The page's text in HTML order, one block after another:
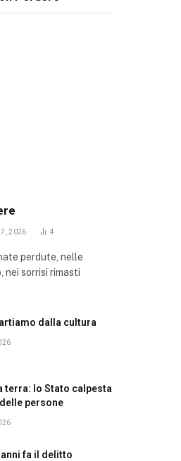
7, 2026 4
perdute, nelle
nei sorrisi rimasti
dalla cultura
terra: lo Stato calpesta
persone
fa il delitto